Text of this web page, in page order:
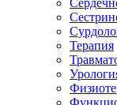
Терапия